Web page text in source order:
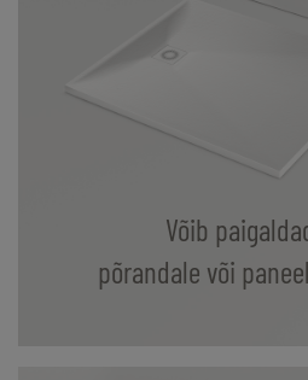
Võib
põrandale või